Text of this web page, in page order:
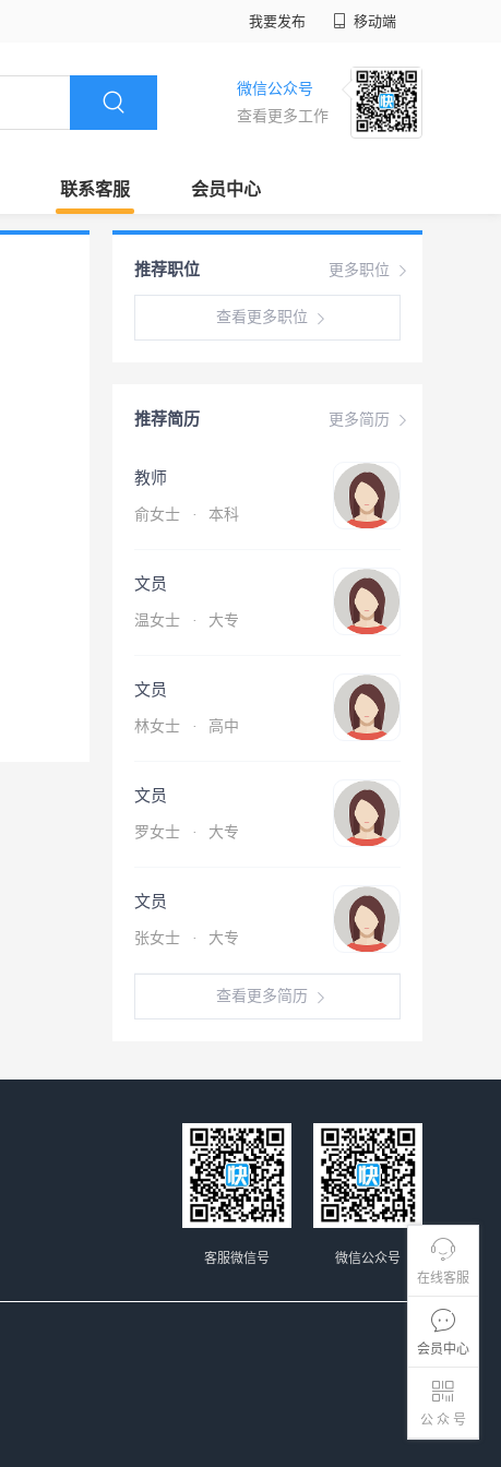
我要发布 移动端
微信公众号
查看更多工作
联系客服 会员中心
在线客服
会员中心
公 众 号
更多职位
推荐职位
查看更多职位
更多简历
推荐简历
教师
俞女士 · 本科
文员
温女士 · 大专
文员
林女士 · 高中
文员
罗女士 · 大专
文员
张女士 · 大专
查看更多简历
微信公众号
客服微信号